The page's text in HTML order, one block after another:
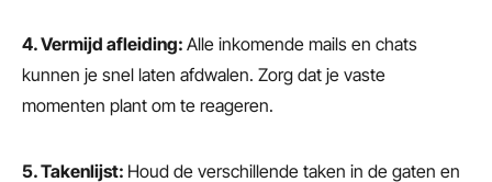
4. Vermijd afleiding:Alle inkomende mails en chats
kunnen je snel laten afdwalen. Zorg dat je vaste
momenten plant om te reageren.
5. Takenlijst: Houd de verschillende taken in de gaten en